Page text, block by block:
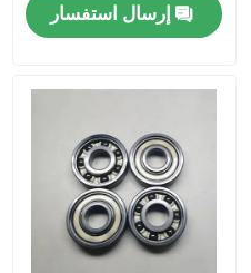
منتجات
معلومات عنا
جولة في المعمل
إرسال استفسار